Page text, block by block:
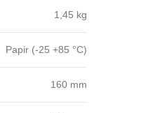
1,45 kg
Papir (-25 +85 °C)
160 mm